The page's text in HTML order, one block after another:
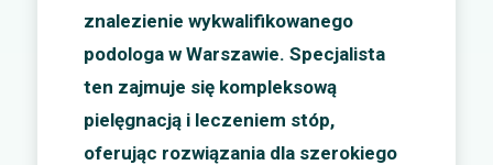
znalezienie wykwalifikowanego
podologa w Warszawie. Specjalista
ten zajmuje się kompleksową
pielęgnacją i leczeniem stóp,
oferując rozwiązania dla szerokiego